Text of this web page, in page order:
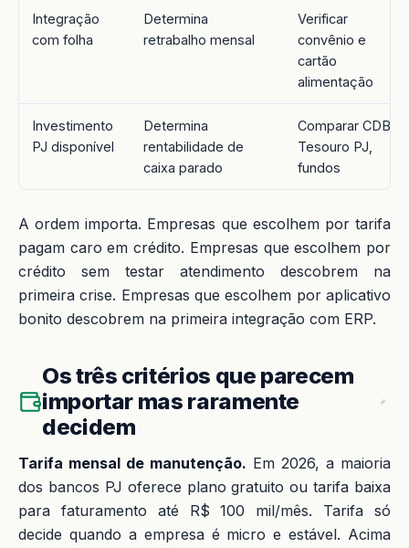
Integração
com folha
Determina
retrabalho mensal
Verificar
convênio e
cartão
alimentação
Investimento
PJ disponível
Determina
rentabilidade de
caixa parado
Comparar CDB,
Tesouro PJ,
fundos
A ordem importa. Empresas que escolhem por tarifa
pagam caro em crédito. Empresas que escolhem por
crédito sem testar atendimento descobrem na
primeira crise. Empresas que escolhem por aplicativo
bonito descobrem na primeira integração com ERP.
Os três critérios que parecem
importar mas raramente
decidem
Tarifa mensal de manutenção. Em 2026, a maioria
dos bancos PJ oferece plano gratuito ou tarifa baixa
para faturamento até R$ 100 mil/mês. Tarifa só
decide quando a empresa é micro e estável. Acima